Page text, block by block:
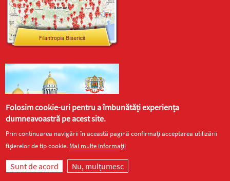
Folosim cookie-uri pentru a îmbunătăți experiența
dumneavoastră pe acest site.
Prin continuarea navigării în această pagină confirmați acceptarea utilizării
fișierelor de tip cookie. Mai multe informații
Sunt de acord Nu, mulțumesc